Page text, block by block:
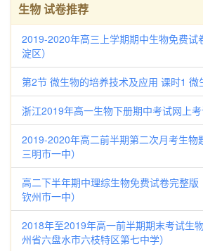
生物 试卷推荐
2019-2020年高三上学期期中生物免费试
淀区）
第2节 微生物的培养技术及应用 课时1
浙江2019年高一生物下册期中考试网上
2019-2020年高二前半期第二次月考生物
三明市一中）
高二下半年期中理综生物免费试卷完整
钦州市一中）
2018年至2019年高一前半期期末考试生
州省六盘水市六枝特区第七中学）